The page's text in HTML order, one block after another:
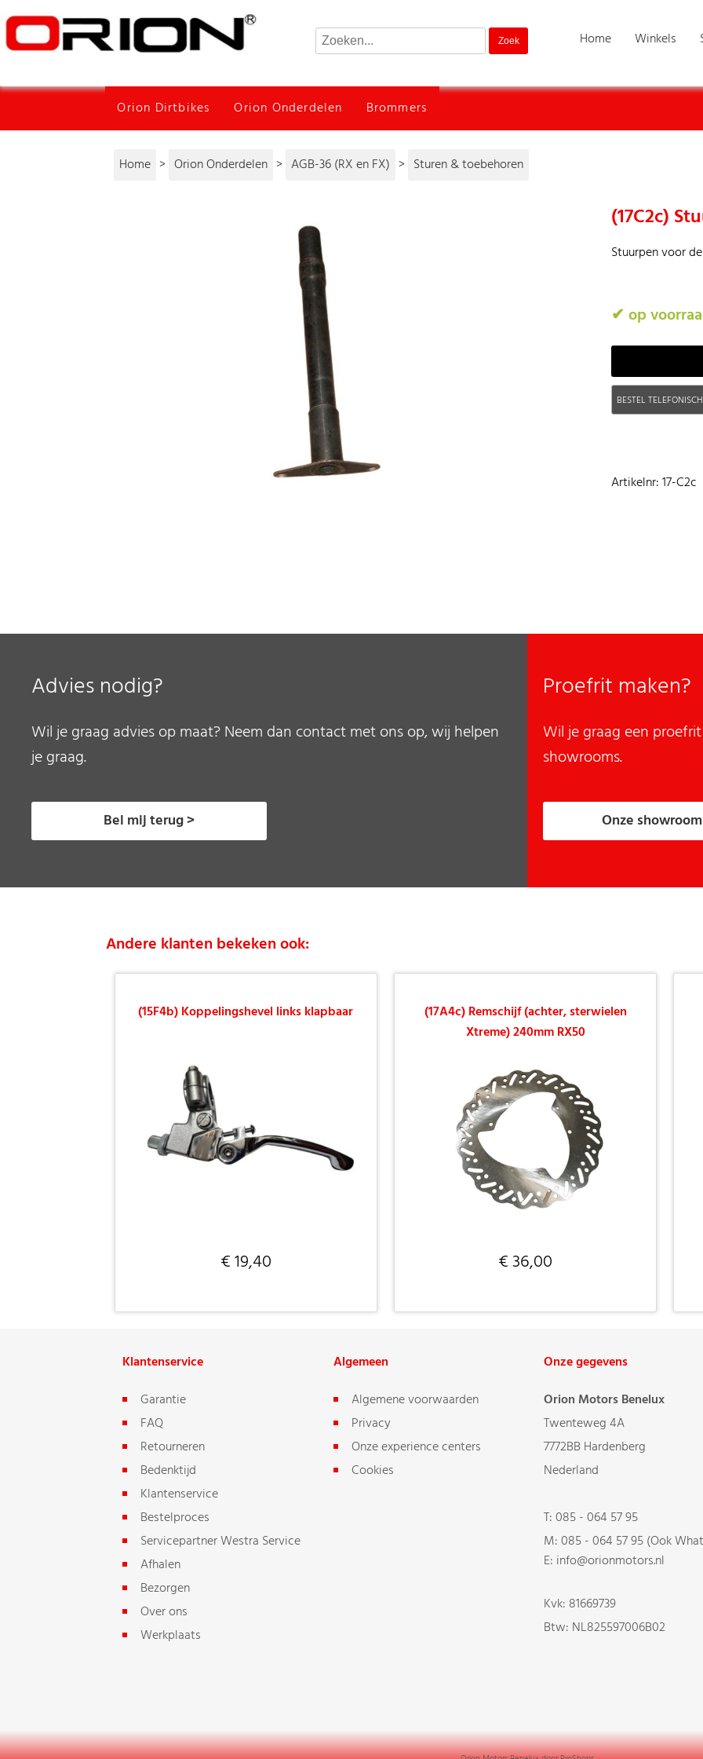
Home Winkels
Orion Dirtbikes Orion Onderdelen Brommers
Home > Orion Onderdelen > AGB-36 (RX en FX) > Sturen & toebehoren
(17C2c)
Stuurpen voor
✔ op
BESTEL TELEFONISCH
Artikelnr: 17-C2c
Advies nodig?
Wil je graag advies op maat? Neem dan contact met ons op, wij helpen
je graag.
Bel mij terug >
Proefrit maken?
Wil je graag een
showrooms.
Onze
Andere klanten bekeken ook:
(15F4b) Koppelingshevel links klapbaar
€ 19,40
(17A4c) Remschijf (achter, sterwielen
Xtreme) 240mm RX50
€ 36,00
Klantenservice
Garantie
FAQ
Retourneren
Bedenktijd
Klantenservice
Bestelproces
Servicepartner Westra Service
Afhalen
Bezorgen
Over ons
Werkplaats
Algemeen
Algemene voorwaarden
Privacy
Onze experience centers
Cookies
Onze gegevens
Orion Motors Benelux
Twenteweg 4A
7772BB Hardenberg
Nederland
T:085 - 064 57 95
M:085 - 064 57 95 (Ook
E: info@orionmotors.nl
Kvk: 81669739
Btw: NL825597006B02